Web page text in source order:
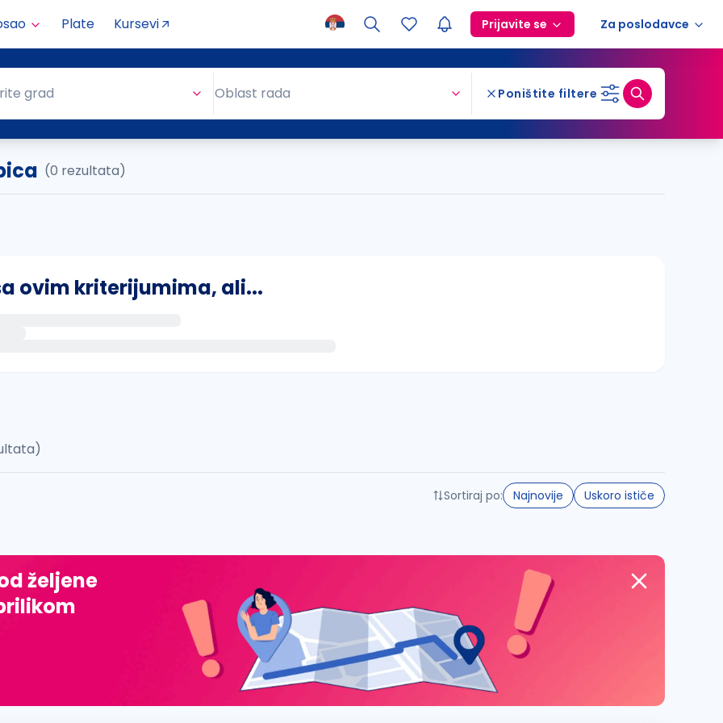
Plate Kursevi Prijavite se Za poslodavce
grad Oblast rada Poništite filtere
(0 rezultata)
ovim kriterijumima, ali...
đ, ž, dž)
Sortiraj po: Najnovije Uskoro ističe
željene